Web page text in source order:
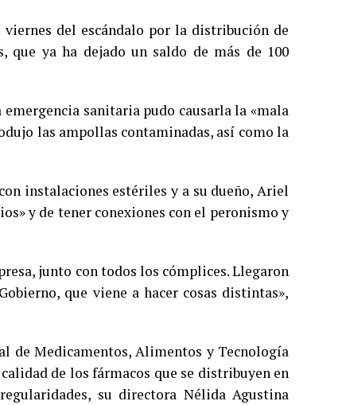
del escándalo por la distribución de
ya ha dejado un saldo de más de 100
sanitaria pudo causarla la «mala
las ampollas contaminadas, así como la
instalaciones estériles y a su dueño, Ariel
y de tener conexiones con el peronismo y
junto con todos los cómplices. Llegaron
que viene a hacer cosas distintas»,
de Medicamentos, Alimentos y Tecnología
de los fármacos que se distribuyen en
su directora Nélida Agustina